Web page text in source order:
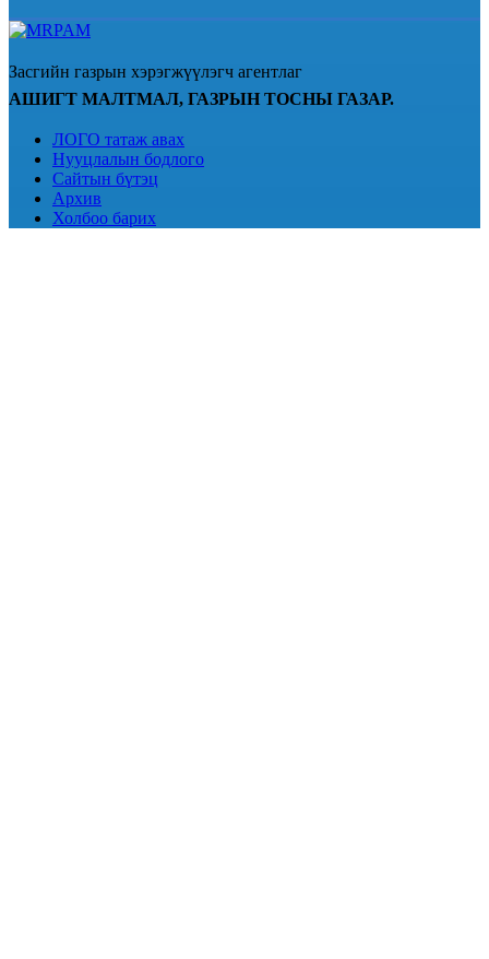
Засгийн газрын хэрэгжүүлэгч агентлаг
АШИГТ МАЛТМАЛ, ГАЗРЫН ТОСНЫ ГАЗАР.
ЛОГО татаж авах
Нууцлалын бодлого
Сайтын бүтэц
Архив
Холбоо барих